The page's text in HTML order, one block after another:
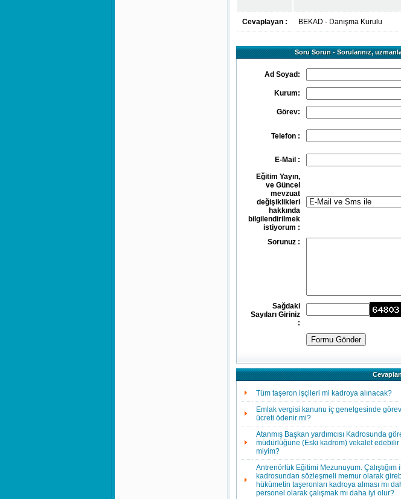
Cevaplayan : BEKAD - Danışma Kurulu
Soru Sorun - Sorularınız,
Ad Soyad:
Kurum:
Görev:
Telefon :
E-Mail :
Eğitim Yayın,
ve Güncel
mevzuat
değişiklikleri
hakkında
bilgilendirilmek
istiyorum :
Sorunuz :
Sağdaki
Sayıları Giriniz
:
Tüm taşeron işçileri mi kadroya alınacak?
Emlak vergisi kanunu iç genelgesinde
ücreti ödenir mi?
Atanmış Başkan yardımcısı Kadrosunda
müdürlüğüne (Eski kadrom) vekalet
miyim?
Antrenörlük Eğitimi Mezunuyum.
kadrosundan sözleşmeli memur olarak
hükümetin taşeronları kadroya alması mı
personel olarak çalışmak mı daha iyi olur?